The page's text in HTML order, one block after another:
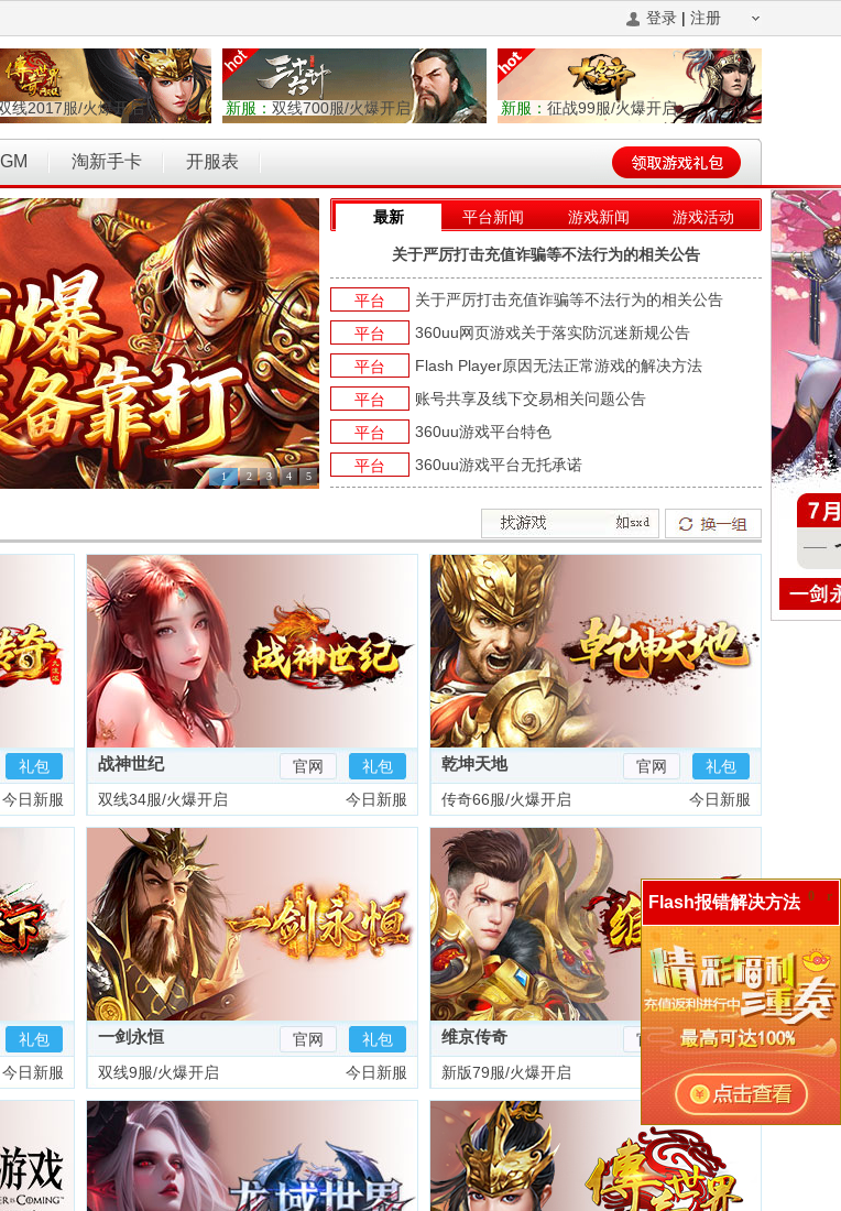
登录 | 注册
线2017服/火爆开启 新服： 双线700服/火爆开启 新服： 征战99服/火爆开启
淘新手卡 开服表
乾坤天地
开天西游
霸者归来
力的游戏
维京传奇
1 2 3 4 5
最新 平台新闻 游戏新闻 游戏活动
关于严厉打击充值诈骗等不法行为的相关公告
平台
关于严厉打击充值诈骗等不法行为的相关公告
平台
360uu网页游戏关于落实防沉迷新规公告
平台
Flash Player原因无法正常游戏的解决方法
平台
账号共享及线下交易相关问题公告
平台
360uu游戏平台特色
平台
360uu游戏平台无托承诺
礼包
今日新服
战神世纪 官网
礼包
今日新服
双线34服/火爆开启
乾坤天地 官网
礼包
今日新服
传奇66服/火爆开启
礼包
今日新服
一剑永恒 官网
礼包
今日新服
双线9服/火爆开启
维京传奇 官网
礼包
今日新服
新版79服/火爆开启
0 r
Flash报错解决方法